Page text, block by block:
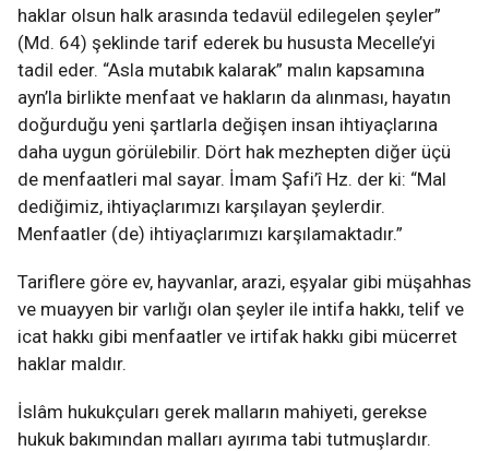
haklar olsun halk arasında tedavül edilegelen şeyler”
(Md. 64) şeklinde tarif ederek bu hususta Mecelle’yi
tadil eder. “Asla mutabık kalarak” malın kapsamına
ayn’la birlikte menfaat ve hakların da alınması, hayatın
doğurduğu yeni şartlarla değişen insan ihtiyaçlarına
daha uygun görülebilir. Dört hak mezhepten diğer üçü
de menfaatleri mal sayar. İmam Şafi’î Hz. der ki: “Mal
dediğimiz, ihtiyaçlarımızı karşılayan şeylerdir.
Menfaatler (de) ihtiyaçlarımızı karşılamaktadır.”
Tariflere göre ev, hayvanlar, arazi, eşyalar gibi müşahhas
ve muayyen bir varlığı olan şeyler ile intifa hakkı, telif ve
icat hakkı gibi menfaatler ve irtifak hakkı gibi mücerret
haklar maldır.
İslâm hukukçuları gerek malların mahiyeti, gerekse
hukuk bakımından malları ayırıma tabi tutmuşlardır.